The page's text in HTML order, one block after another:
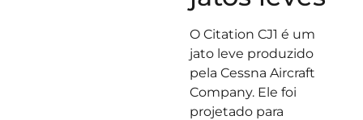
O Citation CJ1 é um
jato leve produzido
pela Cessna Aircraft
Company. Ele foi
projetado para